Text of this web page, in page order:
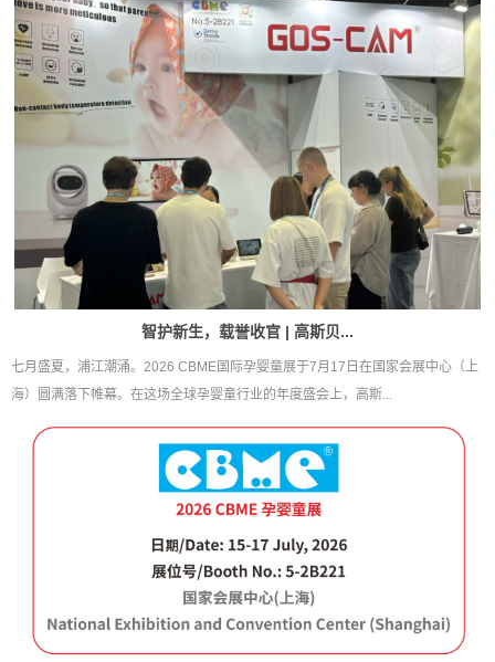
智护新生，载誉收官 | 高斯贝...
七月盛夏，浦江潮涌。2026 CBME国际孕婴童展于7月17日在国家会展中心（上
海）圆满落下帷幕。在这场全球孕婴童行业的年度盛会上，高斯...